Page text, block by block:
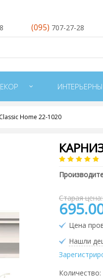
(095) 707-27-28
Home 22-1020
Старая
Цена
Нашли
Количество: